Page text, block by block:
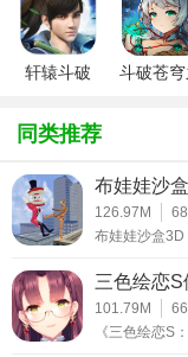
务来轻松升级。
混沌时空：单人或
斗胜利后获得经验
混沌时空活动奖励:
PS:在混沌时空自动
用担心错过补抓宝
【斗破天地手游
1、众多强悍无比的
轩辕斗破
斗破苍穹
同类推荐
布娃娃沙
126.97M
三色绘恋S
101.79M
《三色绘恋S